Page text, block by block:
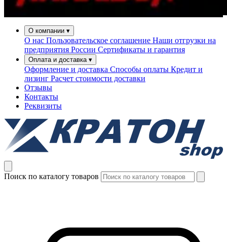
О компании ▾
О нас Пользовательское соглашение Наши отгрузки на
предприятия России Сертификаты и гарантия
Оплата и доставка ▾
Оформление и доставка Способы оплаты Кредит и
лизинг Расчет стоимости доставки
Отзывы
Контакты
Реквизиты
Поиск по каталогу товаров